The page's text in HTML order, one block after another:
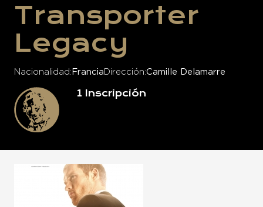
Transporter
Legacy
Nacionalidad Francia Dirección Camille Delamarre
1 Inscripción